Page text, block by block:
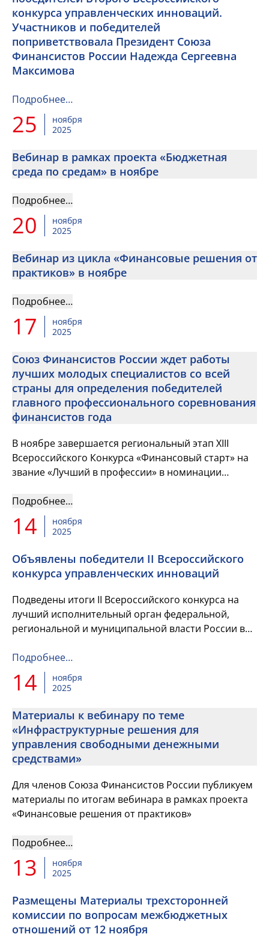
конкурса управленческих инноваций.
Участников и победителей
поприветствовала Президент Союза
Финансистов России Надежда Сергеевна
Максимова
Подробнее…
25
ноября
2025
Вебинар в рамках проекта «Бюджетная
среда по средам» в ноябре
Подробнее…
20
ноября
2025
Вебинар из цикла «Финансовые решения от
практиков» в ноябре
Подробнее…
17
ноября
2025
Союз Финансистов России ждет работы
лучших молодых специалистов со всей
страны для определения победителей
главного профессионального соревнования
финансистов года
В ноябре завершается региональный этап XIII
Всероссийского Конкурса «Финансовый старт» на
звание «Лучший в профессии» в номинации
Подробнее…
14
ноября
2025
Объявлены победители II Всероссийского
конкурса управленческих инноваций
Подведены итоги II Всероссийского конкурса на
лучший исполнительный орган федеральной,
региональной и муниципальной власти России в
Подробнее…
14
ноября
2025
Материалы к вебинару по теме
«Инфраструктурные решения для
управления свободными денежными
средствами»
Для членов Союза Финансистов России публикуем
материалы по итогам вебинара в рамках проекта
«Финансовые решения от практиков»
Подробнее…
13
ноября
2025
Размещены Материалы трехсторонней
комиссии по вопросам межбюджетных
отношений от 12 ноября